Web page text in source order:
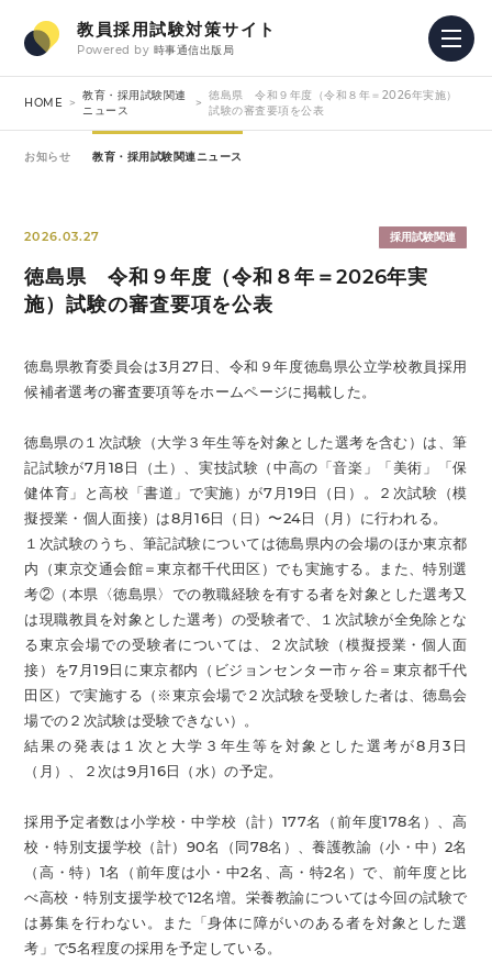
教員採用試験対策サイト
Powered by 時事通信出版局
HOME
教育・採用試験関連
ニュース
徳島県 令和９年度（令和８年＝2026年実施）
試験の審査要項を公表
お知らせ 教育・採用試験関連ニュース
2026.03.27 採用試験関連
徳島県 令和９年度（令和８年＝2026年実
施）試験の審査要項を公表
徳島県教育委員会は3月27日、令和９年度徳島県公立学校教員採用
候補者選考の審査要項等をホームページに掲載した。
徳島県の１次試験（大学３年生等を対象とした選考を含む）は、筆
記試験が7月18日（土）、実技試験（中高の「音楽」「美術」「保
健体育」と高校「書道」で実施）が7月19日（日）。２次試験（模
擬授業・個人面接）は8月16日（日）〜24日（月）に行われる。
１次試験のうち、筆記試験については徳島県内の会場のほか東京都
内（東京交通会館＝東京都千代田区）でも実施する。また、特別選
考②（本県〈徳島県〉での教職経験を有する者を対象とした選考又
は現職教員を対象とした選考）の受験者で、１次試験が全免除とな
る東京会場での受験者については、２次試験（模擬授業・個人面
接）を7月19日に東京都内（ビジョンセンター市ヶ谷＝東京都千代
田区）で実施する（※東京会場で２次試験を受験した者は、徳島会
場での２次試験は受験できない）。
結果の発表は１次と大学３年生等を対象とした選考が8月3日
（月）、２次は9月16日（水）の予定。
採用予定者数は小学校・中学校（計）177名（前年度178名）、高
校・特別支援学校（計）90名（同78名）、養護教諭（小・中）2名
（高・特）1名（前年度は小・中2名、高・特2名）で、前年度と比
べ高校・特別支援学校で12名増。栄養教諭については今回の試験で
は募集を行わない。また「身体に障がいのある者を対象とした選
考」で5名程度の採用を予定している。